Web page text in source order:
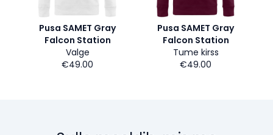
Pusa SAMET Gray
Falcon Station
Valge
€49.00
Pusa SAMET Gray
Falcon Station
Tume kirss
€49.00